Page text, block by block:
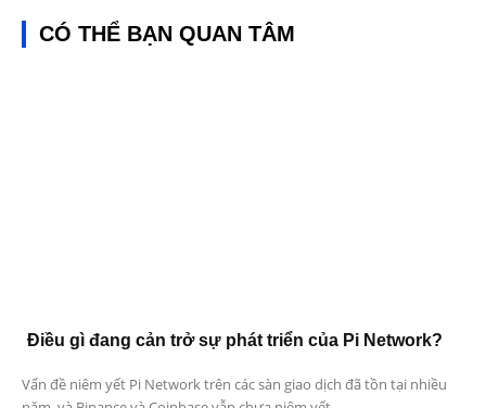
CÓ THỂ BẠN QUAN TÂM
Điều gì đang cản trở sự phát triển của Pi Network?
Vấn đề niêm yết Pi Network trên các sàn giao dịch đã tồn tại nhiều